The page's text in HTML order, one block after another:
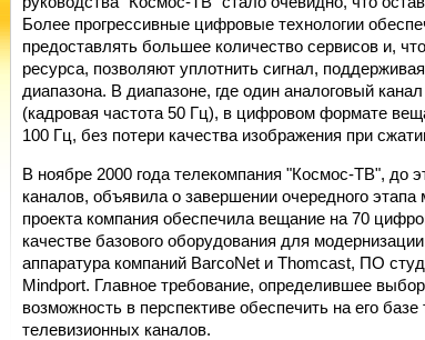
Более прогрессивные цифровые технологии
предоставлять большее количество сервисов и,
ресурса, позволяют уплотнить сигнал,
диапазона. В диапазоне, где один аналоговый
(кадровая частота 50 Гц), в цифровом формате
100 Гц, без потери качества изображения при
В ноябре 2000 года телекомпания "Космос-ТВ", до
каналов, объявила о завершении очередного
проекта компания обеспечила вещание на 70
качестве базового оборудования для
аппаратура компаний BarcoNet и Thomcast, ПО
Mindport. Главное требование, определившее
возможность в перспективе обеспечить на его
телевизионных каналов.